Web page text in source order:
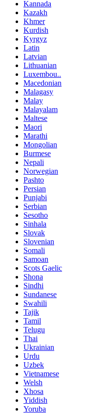
Kannada
Kazakh
Khmer
Kurdish
Kyrgyz
Latin
Latvian
Lithuanian
Luxembou..
Macedonian
Malagasy
Malay
Malayalam
Maltese
Maori
Marathi
Mongolian
Burmese
Nepali
Norwegian
Pashto
Persian
Punjabi
Serbian
Sesotho
Sinhala
Slovak
Slovenian
Somali
Samoan
Scots Gaelic
Shona
Sindhi
Sundanese
Swahili
Tajik
Tamil
Telugu
Thai
Ukrainian
Urdu
Uzbek
Vietnamese
Welsh
Xhosa
Yiddish
Yoruba